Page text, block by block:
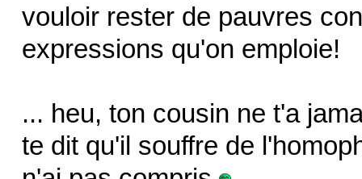
vouloir rester de pauvres
expressions qu'on emploie!
... heu, ton cousin ne t'a
te dit qu'il souffre de